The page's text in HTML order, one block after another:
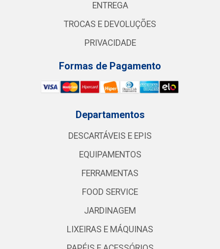
ENTREGA
TROCAS E DEVOLUÇÕES
PRIVACIDADE
Formas de Pagamento
Departamentos
DESCARTÁVEIS E EPIS
EQUIPAMENTOS
FERRAMENTAS
FOOD SERVICE
JARDINAGEM
LIXEIRAS E MÁQUINAS